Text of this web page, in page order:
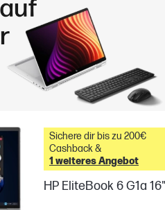
Sichere dir bis zu 200€
Cashback &
1 weiteres Angebot
HP EliteBook 6 G1a 16"